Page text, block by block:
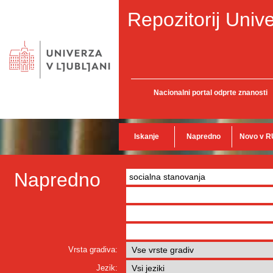
Repozitorij
Nacionalni portal odprte znanosti
Iskanje Napredno Novo v
Napredno
Vrsta gradiva:
Jezik: